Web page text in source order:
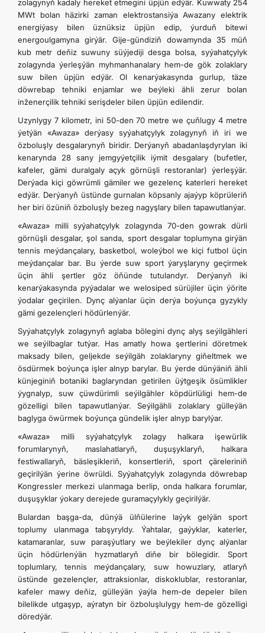
zolagynyň kadaly hereket etmegini üpjün edýär. Kuwwaty 254
MWt bolan häzirki zaman elektrostansiýa Awazany elektrik
energiýasy bilen üznüksiz üpjün edip, ýurduň bitewi
energoulgamyna girýär. Gije-gündiziň dowamynda 35 müň
kub metr deňiz suwuny süýjediji desga bolsa, syýahatçylyk
zolagynda ýerleşýän myhmanhanalary hem-de gök zolaklary
suw bilen üpjün edýär. Ol kenarýakasynda gurlup, täze
döwrebap tehniki enjamlar we beýleki ähli zerur bolan
inženerçilik tehniki serişdeler bilen üpjün edilendir.
Uzynlygy 7 kilometr, ini 50-den 70 metre we çuňlugy 4 metre
ýetýän «Awaza» derýasy syýahatçylyk zolagynyň iň iri we
özboluşly desgalarynyň biridir. Derýanyň abadanlaşdyrylan iki
kenarynda 28 sany jemgyýetçilik iýmit desgalary (bufetler,
kafeler, gämi duralgaly açyk görnüşli restoranlar) ýerleşýär.
Derýada kiçi göwrümli gämiler we gezelenç katerleri hereket
edýär. Derýanyň üstünde gurnalan köpsanly ajaýyp köprüleriň
her biri özüniň özboluşly bezeg nagyşlary bilen tapawutlanýar.
«Awaza» milli syýahatçylyk zolagynda 70-den gowrak dürli
görnüşli desgalar, şol sanda, sport desgalar toplumyna girýän
tennis meýdançalary, basketbol, woleýbol we kiçi futbol üçin
meýdançalar bar. Bu ýerde suw sport ýaryşlaryny geçirmek
üçin ähli şertler göz öňünde tutulandyr. Derýanyň iki
kenarýakasynda pyýadalar we welosiped sürüjiler üçin ýörite
ýodalar geçirilen. Dynç alýanlar üçin derýa boýunça gyzykly
gämi gezelençleri hödürlenýär.
Syýahatçylyk zolagynyň aglaba bölegini dynç alyş seýilgähleri
we seýilbaglar tutýar. Has amatly howa şertlerini döretmek
maksady bilen, geljekde seýilgäh zolaklaryny giňeltmek we
ösdürmek boýunça işler alnyp barylar. Bu ýerde dünýäniň ähli
künjeginiň botaniki baglaryndan getirilen üýtgeşik ösümlikler
ýygnalyp, suw çüwdürimli seýilgähler köpdürlüligi hem-de
gözelligi bilen tapawutlanýar. Seýilgähli zolaklary gülleýän
baglyga öwürmek boýunça gündelik işler alnyp barylýar.
«Awaza» milli syýahatçylyk zolagy halkara işewürlik
forumlarynyň, maslahatlaryň, duşuşyklaryň, halkara
festiwallaryň, bäsleşikleriň, konsertleriň, sport çäreleriniň
geçirilýän ýerine öwrüldi. Syýahatçylyk zolagynda döwrebap
Kongressler merkezi ulanmaga berlip, onda halkara forumlar,
duşuşyklar ýokary derejede guramaçylykly geçirilýär.
Bulardan başga-da, dünýä ülňülerine laýyk gelýän sport
toplumy ulanmaga tabşyryldy. Ýahtalar, gaýyklar, katerler,
katamaranlar, suw paraşýutlary we beýlekiler dynç alýanlar
üçin hödürlenýän hyzmatlaryň diňe bir bölegidir. Sport
toplumlary, tennis meýdançalary, suw howuzlary, atlaryň
üstünde gezelençler, attraksionlar, diskoklublar, restoranlar,
kafeler mawy deňiz, gülleýän ýaýla hem-de depeler bilen
bilelikde utgaşyp, aýratyn bir özboluşlulygy hem-de gözelligi
döredýär.